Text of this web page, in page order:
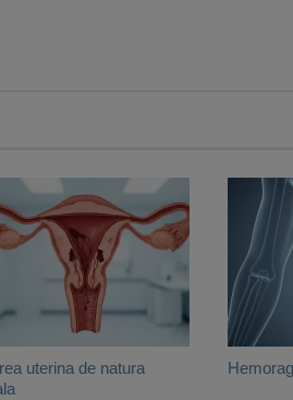
uterina de natura